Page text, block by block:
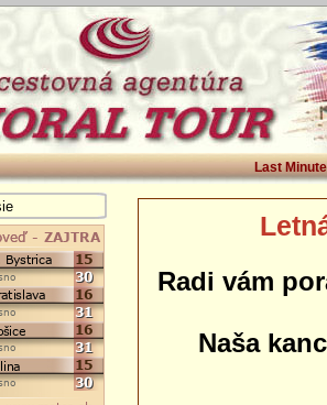
Last Minute
Radi vám
Naša